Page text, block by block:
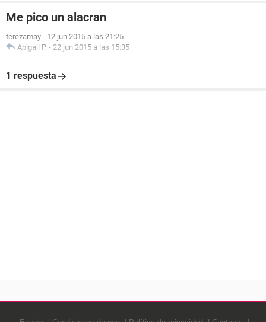
Me pico un alacran
terezamay - 12 jun 2015 a las 21:25
Abigail P. - 22 jun 2015 a las 15:35
1 respuesta